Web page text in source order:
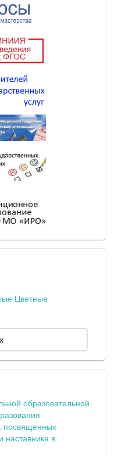
Цветные
образовательной
посвященных
наставника в